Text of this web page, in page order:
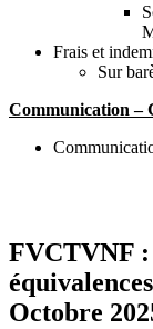
Frais et
Sur
Communication –
FVCTVNF :
Octobre